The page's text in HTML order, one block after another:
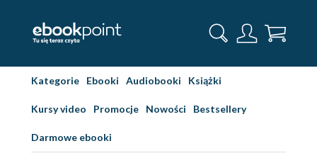
Kategorie Ebooki Audiobooki Książki
Kursy video Promocje Nowości Bestsellery
Darmowe ebooki